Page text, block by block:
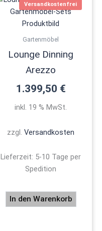
Versandkostenfrei
Gartenmöbel
Lounge Dinning
Arezzo
1.399,50 €
inkl. 19 % MwSt.
zzgl. Versandkosten
Lieferzeit: 5-10 Tage per
Spedition
In den Warenkorb